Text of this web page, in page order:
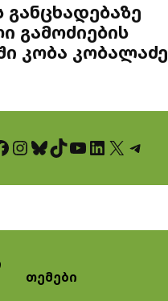
განცხადებაზე
გამოძიების
კობა კობალაძე
InstagramBluesky TikTok YouTube LinkedIn X Telegram
თემები